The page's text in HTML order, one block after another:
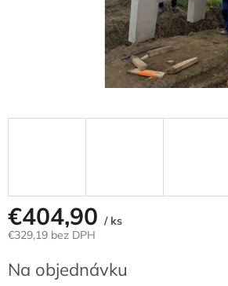
€404,90 / ks
€329,19 bez DPH
cena:
Na objednávku